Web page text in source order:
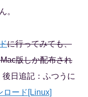
。
に行ってみても、
版しか配布され
日追記：ふつうに
ロード[Linux]